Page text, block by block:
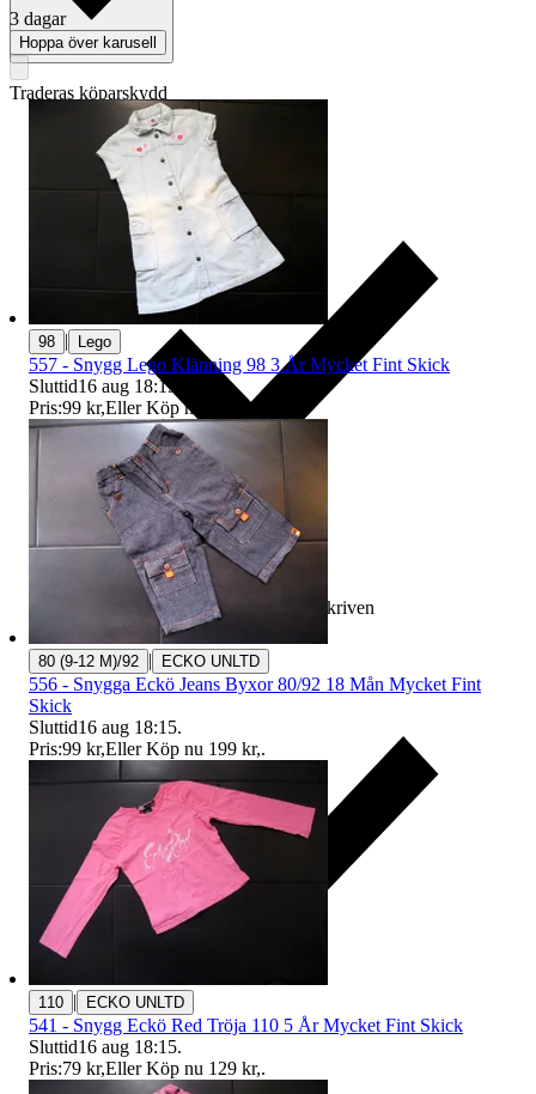
Traderas köparskydd
Ersättning om varan inte är som beskriven
3 dagar
Hoppa över karusell
98 | Lego
557 - Snygg Lego Klänning 98 3 År Mycket Fint Skick
Sluttid16 aug 18:15
Pris:99 kr,Eller Köp nu 199 kr
80 (9-12 M)/92 | ECKO UNLTD
556 - Snygga Eckö Jeans Byxor 80/92 18 Mån Mycket Fint
Skick
Sluttid16 aug 18:15.
Pris:99 kr,Eller Köp nu 199 kr,.
110 | ECKO UNLTD
541 - Snygg Eckö Red Tröja 110 5 År Mycket Fint Skick
Sluttid16 aug 18:15.
Pris:79 kr,Eller Köp nu 129 kr,.